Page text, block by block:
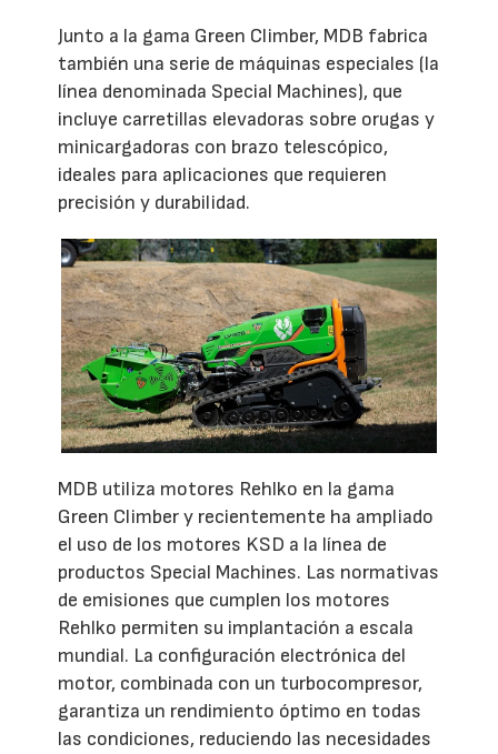
Junto a la gama Green Climber, MDB fabrica
también una serie de máquinas especiales (la
línea denominada Special Machines), que
incluye carretillas elevadoras sobre orugas y
minicargadoras con brazo telescópico,
ideales para aplicaciones que requieren
precisión y durabilidad.
MDB utiliza motores Rehlko en la gama
Green Climber y recientemente ha ampliado
el uso de los motores KSD a la línea de
productos Special Machines. Las normativas
de emisiones que cumplen los motores
Rehlko permiten su implantación a escala
mundial. La configuración electrónica del
motor, combinada con un turbocompresor,
garantiza un rendimiento óptimo en todas
las condiciones, reduciendo las necesidades